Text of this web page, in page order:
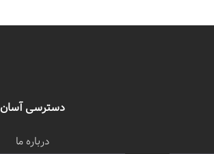
دسترسی آسان
درباره ما